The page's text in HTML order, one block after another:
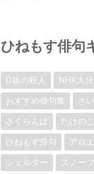
ひねもす俳句
D坂の殺人
NHK大
おすすめ俳句集
さ
さくらんぼ
たけのこ
ひねもす俳句
アロエ
シェルター
スノー